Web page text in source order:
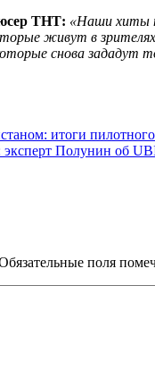
ТНТ: «Наши хиты
живут в
снова зададут
итоги
Полунин об
поля